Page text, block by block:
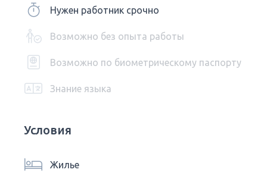
Нужен работник срочно
Возможно без опыта работы
Возможно по биометрическому паспорту
Знание языка
Условия
Жилье